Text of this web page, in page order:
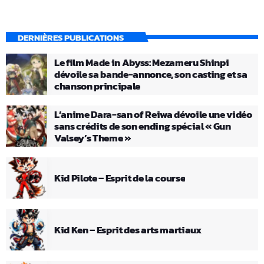
DERNIÈRES PUBLICATIONS
Le film Made in Abyss: Mezameru Shinpi
dévoile sa bande-annonce, son casting et sa
chanson principale
L’anime Dara-san of Reiwa dévoile une vidéo
sans crédits de son ending spécial « Gun
Valsey’s Theme »
Kid Pilote – Esprit de la course
Kid Ken – Esprit des arts martiaux